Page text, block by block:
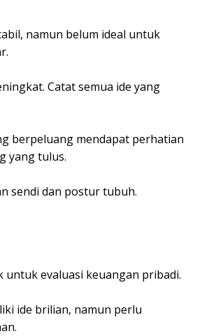
namun belum ideal untuk
Catat semua ide yang
berpeluang mendapat perhatian
yang tulus.
sendi dan postur tubuh.
untuk evaluasi keuangan pribadi.
ide brilian, namun perlu